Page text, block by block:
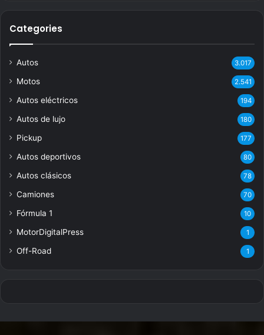
Categories
Autos 3.017
Motos 2.541
Autos eléctricos 194
Autos de lujo 180
Pickup 177
Autos deportivos 80
Autos clásicos 78
Camiones 70
Fórmula 1 10
MotorDigitalPress 1
Off-Road 1